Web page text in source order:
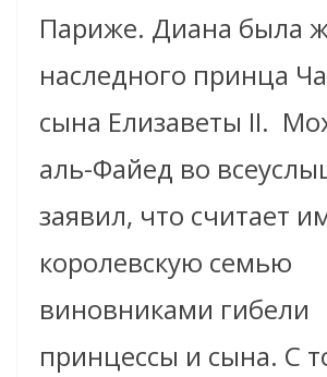
Париже. Диана была
наследного принца
сына Елизаветы II.
аль-Файед во
заявил, что считает
королевскую семью
виновниками гибели
принцессы и сына. С